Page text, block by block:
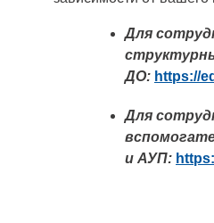
Для
ДО: https://
Для
и АУП: